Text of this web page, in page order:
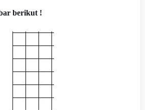
berikut !